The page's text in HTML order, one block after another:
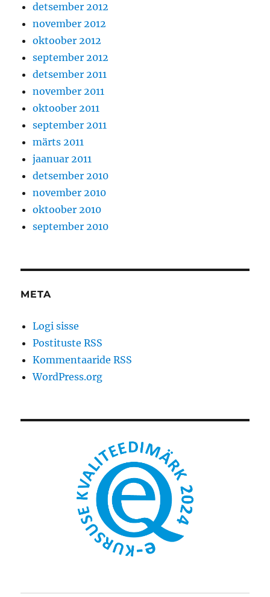
detsember 2012
november 2012
oktoober 2012
september 2012
detsember 2011
november 2011
oktoober 2011
september 2011
märts 2011
jaanuar 2011
detsember 2010
november 2010
oktoober 2010
september 2010
META
Logi sisse
Postituste RSS
Kommentaaride RSS
WordPress.org